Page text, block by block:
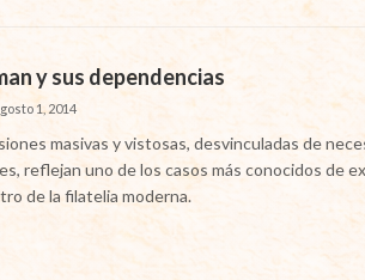
y sus dependencias
1, 2014
masivas y vistosas, desvinculadas de
reflejan uno de los casos más conocidos de
de la filatelia moderna.